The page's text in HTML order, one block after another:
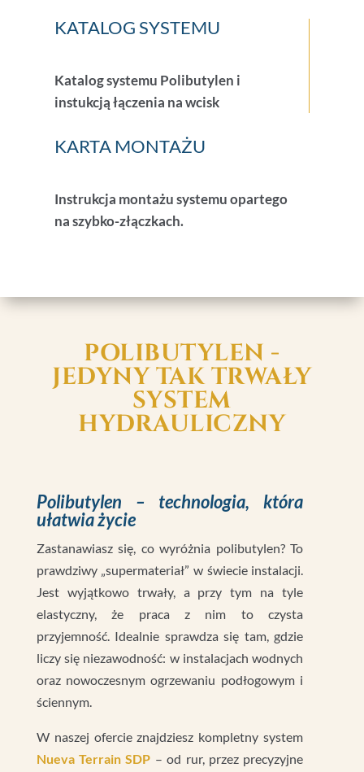
KATALOG SYSTEMU
Katalog systemu Polibutylen i
instukcją łączenia na wcisk
KARTA MONTAŻU
Instrukcja montażu systemu opartego
na szybko-złączkach.
POLIBUTYLEN -
JEDYNY TAK TRWAŁY
SYSTEM
HYDRAULICZNY
Polibutylen – technologia, która
ułatwia życie
Zastanawiasz się, co wyróżnia polibutylen? To
prawdziwy „supermateriał” w świecie instalacji.
Jest wyjątkowo trwały, a przy tym na tyle
elastyczny, że praca z nim to czysta
przyjemność. Idealnie sprawdza się tam, gdzie
liczy się niezawodność: w instalacjach wodnych
oraz nowoczesnym ogrzewaniu podłogowym i
ściennym.
W naszej ofercie znajdziesz kompletny system
Nueva Terrain SDP – od rur, przez precyzyjne